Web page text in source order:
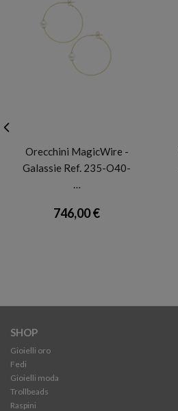
Orecchini MagicWire -
Galassie Ref. 235-O40-
…
746,00 €
SHOP
Gioielli oro
Fedi
Gioielli moda
Trollbeads
Raspini